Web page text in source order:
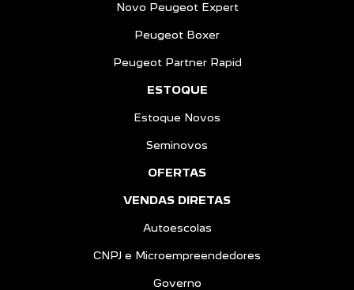
Novo Peugeot Expert
Peugeot Boxer
Peugeot Partner Rapid
ESTOQUE
Estoque Novos
Seminovos
OFERTAS
VENDAS DIRETAS
Autoescolas
CNPJ e Microempreendedores
Governo